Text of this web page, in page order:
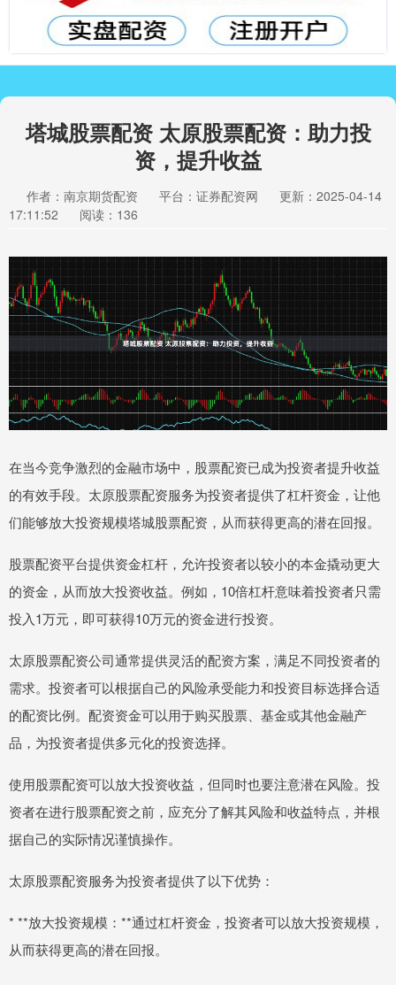
塔城股票配资 太原股票配资：助力投
资，提升收益
作者：南京期货配资 平台：证券配资网
更新：2025-04-14
17:11:52
阅读：136
在当今竞争激烈的金融市场中，股票配资已成为投资者提升收益
的有效手段。太原股票配资服务为投资者提供了杠杆资金，让他
们能够放大投资规模塔城股票配资，从而获得更高的潜在回报。
股票配资平台提供资金杠杆，允许投资者以较小的本金撬动更大
的资金，从而放大投资收益。例如，10倍杠杆意味着投资者只需
投入1万元，即可获得10万元的资金进行投资。
太原股票配资公司通常提供灵活的配资方案，满足不同投资者的
需求。投资者可以根据自己的风险承受能力和投资目标选择合适
的配资比例。配资资金可以用于购买股票、基金或其他金融产
品，为投资者提供多元化的投资选择。
使用股票配资可以放大投资收益，但同时也要注意潜在风险。投
资者在进行股票配资之前，应充分了解其风险和收益特点，并根
据自己的实际情况谨慎操作。
太原股票配资服务为投资者提供了以下优势：
* **放大投资规模：**通过杠杆资金，投资者可以放大投资规模，
从而获得更高的潜在回报。